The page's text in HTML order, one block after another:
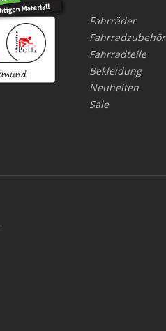
Fahrräder
Fahrradzubehör
Fahrradteile
Bekleidung
Neuheiten
Sale